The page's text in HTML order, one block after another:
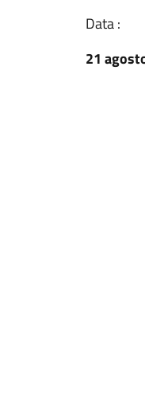
Data :
21